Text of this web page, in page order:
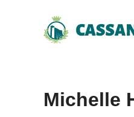
Michelle